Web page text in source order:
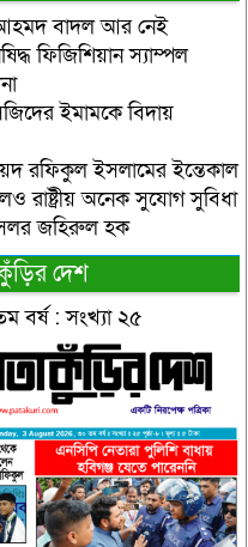
আহমদ বাদল আর নেই
ফিজিশিয়ান স্যাম্পল
ইমামকে বিদায়
রফিকুল ইসলামের ইন্তেকাল
রাষ্ট্রীয় অনেক সুযোগ সুবিধা
জহিরুল হক
দেশ
: সংখ্যা ২৫